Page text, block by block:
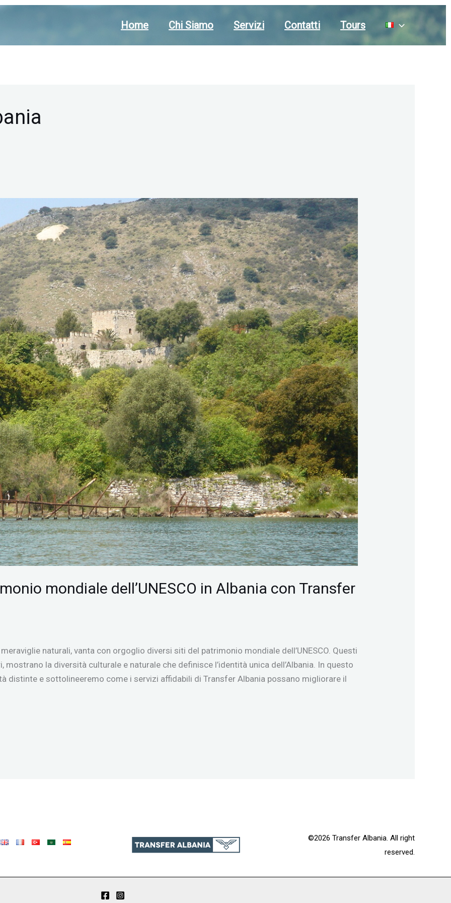
Home Chi Siamo Servizi Contatti Tours
mondiale dell’UNESCO in Albania con Transfer
naturali, vanta con orgoglio diversi siti del patrimonio mondiale dell’UNESCO. Questi
la diversità culturale e naturale che definisce l’identità unica dell’Albania. In questo
distinte e sottolineeremo come i servizi affidabili di Transfer Albania possano migliorare il
©2026 Transfer Albania. All right
reserved.